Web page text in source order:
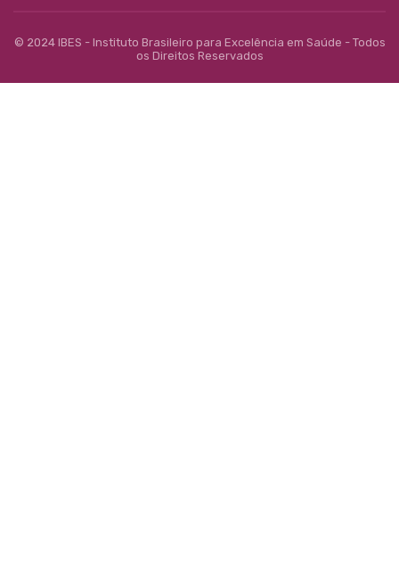
© 2024 IBES - Instituto Brasileiro para Excelência em Saúde - Todos
os Direitos Reservados